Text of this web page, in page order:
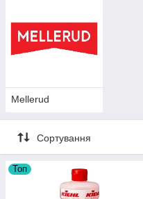
Mellerud
Сортування
Топ